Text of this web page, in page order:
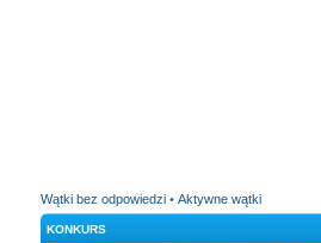
Wątki bez odpowiedzi• Aktywne wątki
KONKURS